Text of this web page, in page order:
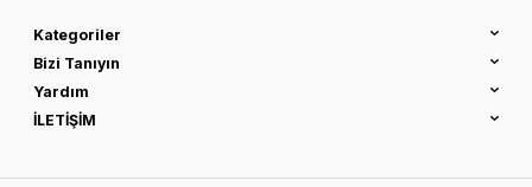
Kategoriler
Bizi Tanıyın
Yardım
İLETİŞİM